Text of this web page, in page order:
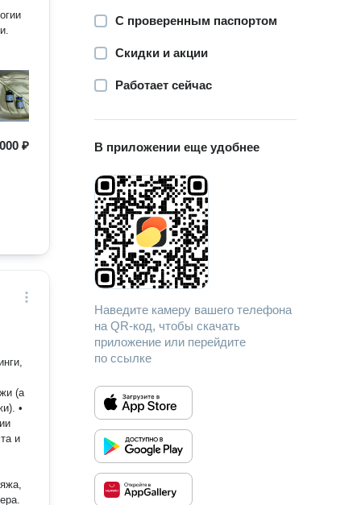
₽
(а
•
и
С проверенным паспортом
Скидки и акции
Работает сейчас
В приложении еще удобнее
Наведите камеру вашего телефона
на QR-код, чтобы скачать
приложение или перейдите
по ссылке